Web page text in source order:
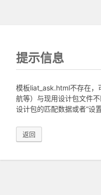
提示信息
模板liat_ask.html不存在，
航等）与现用设计包文件
设计包的匹配数据或者“设
返回